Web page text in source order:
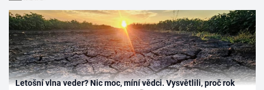
Letošní vlna veder? Nic moc, míní vědci. Vysvětlili, proč rok